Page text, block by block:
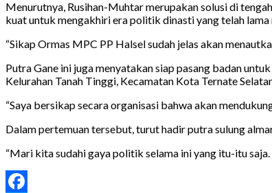
Menurutnya, Rusihan-Muhtar merupakan solusi di
kuat untuk mengakhiri era politik dinasti yang telah
“Sikap Ormas MPC PP Halsel sudah jelas akan
Putra Gane ini juga menyatakan siap pasang badan
Kelurahan Tanah Tinggi, Kecamatan Kota Ternate
“Saya bersikap secara organisasi bahwa akan
Dalam pertemuan tersebut, turut hadir putra sulung
“Mari kita sudahi gaya politik selama ini yang itu-itu